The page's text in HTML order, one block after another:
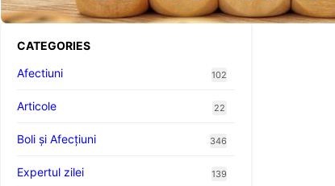
CATEGORIES
Afectiuni
102
Articole 22
Boli și Afecțiuni 346
Expertul zilei 139